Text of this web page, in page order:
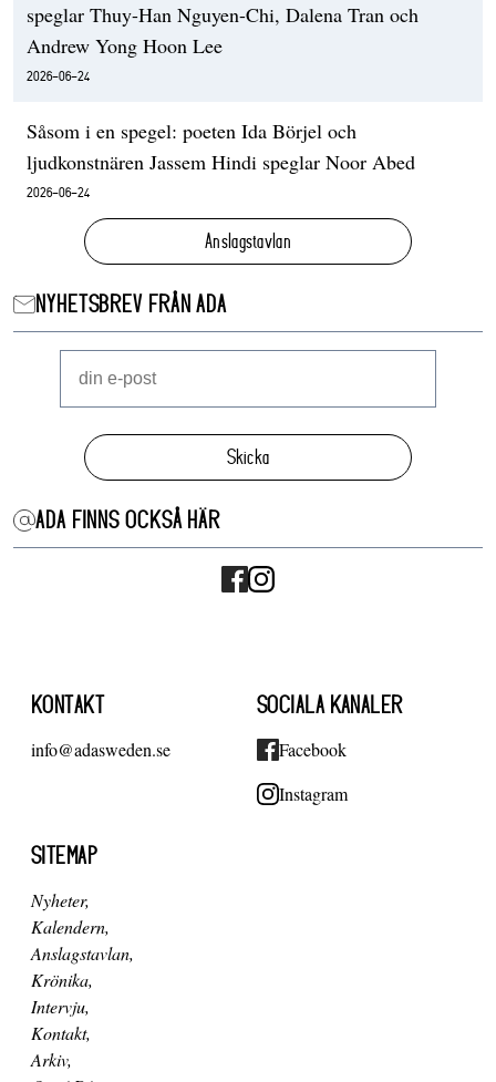
speglar Thuy-Han Nguyen-Chi, Dalena Tran och
Andrew Yong Hoon Lee
2026-06-24
Såsom i en spegel: poeten Ida Börjel och
ljudkonstnären Jassem Hindi speglar Noor Abed
2026-06-24
Anslagstavlan
NYHETSBREV FRÅN ADA
Skicka
ADA FINNS OCKSÅ HÄR
KONTAKT
info@adasweden.se
SOCIALA KANALER
Facebook
Instagram
SITEMAP
Nyheter
Kalendern
Anslagstavlan
Krönika
Intervju
Kontakt
Arkiv